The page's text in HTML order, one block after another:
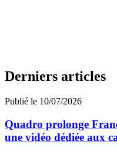
Derniers articles
Publié le 10/07/2026
Quadro prolonge
une vidéo dédiée aux